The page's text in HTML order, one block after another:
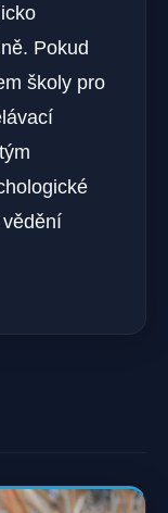
Pokud
školy pro